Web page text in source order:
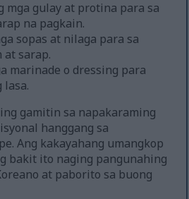
mga gulay at protina para sa
na pagkain.
sopas at nilaga para sa
at sarap.
marinade o dressing para
lasa.
gamitin sa napakaraming
hanggang sa
Ang kakayahang umangkop
bakit ito naging pangunahing
at paborito sa buong